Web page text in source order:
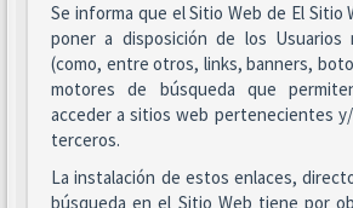
Se informa que el Sitio Web de El Sitio
poner a disposición de los Usuarios
(como, entre otros, links, banners,
motores de búsqueda que
acceder a sitios web pertenecientes
terceros.
La instalación de estos enlaces,
búsqueda en el Sitio Web tiene por